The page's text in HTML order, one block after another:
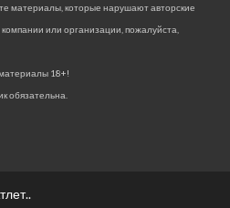
материалы, которые нарушают авторские
или организации, пожалуйста,
18+!
обязательна.
.